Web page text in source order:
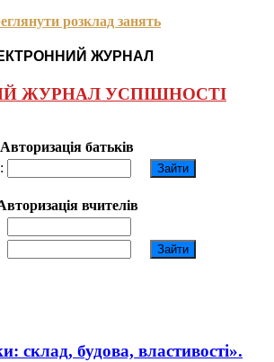
розклад занять
ЖУРНАЛ
ЖУРНАЛ УСПІШНОСТІ
Авторизація батьків
вчителів
склад, будова, властивості».